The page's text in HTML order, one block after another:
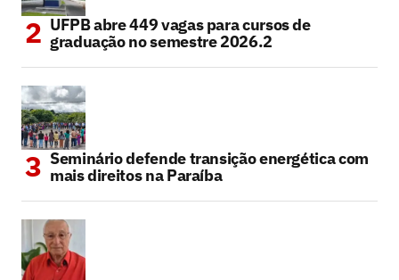
UFPB abre 449 vagas para cursos de
graduação no semestre 2026.2
Seminário defende transição energética com
mais direitos na Paraíba